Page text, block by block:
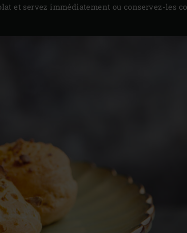
et servez immédiatement ou conservez-les